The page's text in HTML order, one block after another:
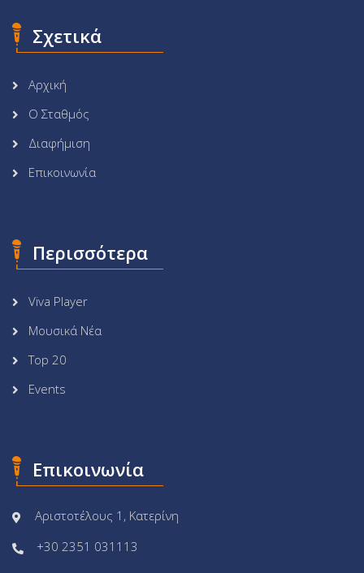
Σχετικά
Αρχική
Ο Σταθμός
Διαφήμιση
Επικοινωνία
Περισσότερα
Viva Player
Μουσικά Νέα
Top 20
Events
Επικοινωνία
Αριστοτέλους 1, Κατερίνη
+30 2351 031113